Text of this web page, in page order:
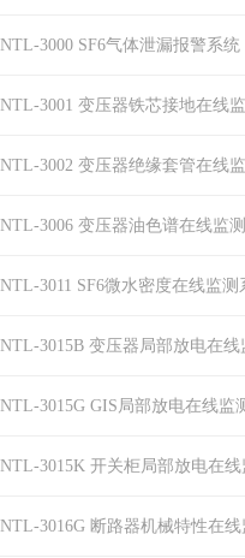
NTL-3000 SF6气体泄漏报警系统
NTL-3001 变压器铁芯接地在线
NTL-3002 变压器绝缘套管在线
NTL-3006 变压器油色谱在线监
NTL-3011 SF6微水密度在线监测
NTL-3015B 变压器局部放电在线
NTL-3015G GIS局部放电在线监
NTL-3015K 开关柜局部放电在
NTL-3016G 断路器机械特性在